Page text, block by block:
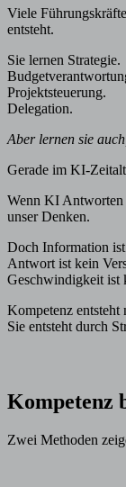
Viele
entsteht.
Sie lernen Strategie.
Projektsteuerung.
Delegation.
Aber lernen sie
Gerade im KI-
Wenn KI Antworten
unser Denken.
Doch Information
Antwort ist kein
Geschwindigkeit ist
Kompetenz entsteht
Sie entsteht durch
Kompetenz
Zwei Methoden